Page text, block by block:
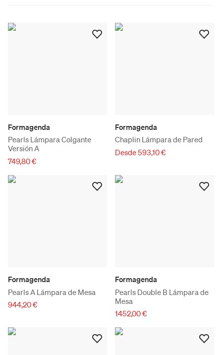
Formagenda
Pearls Lámpara Colgante
Versión A
749,80 €
Formagenda
Chaplin Lámpara de Pared
Desde 593,10 €
Formagenda
Pearls A Lámpara de Mesa
944,20 €
Formagenda
Pearls Double B Lámpara de
Mesa
1452,00 €